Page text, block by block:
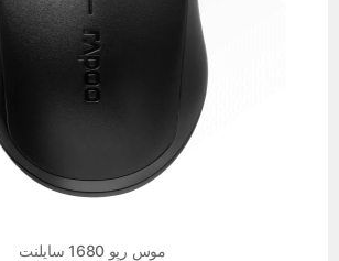
موس رپو 1680 سایلنت